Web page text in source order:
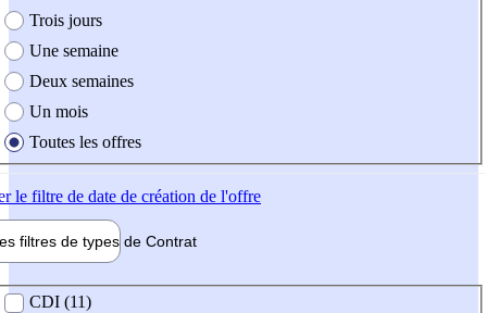
Trois jours
Une semaine
Deux semaines
Un mois
Toutes les offres
le filtre de date de création de l'offre
filtres de types de Contrat
contrat
CDI (11)